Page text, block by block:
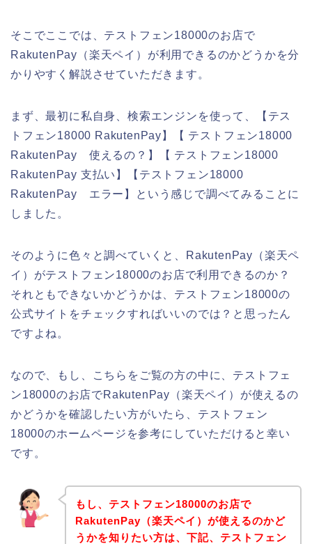
そこでここでは、テストフェン18000のお店で
RakutenPay（楽天ペイ）が利用できるのかどうかを分
かりやすく解説させていただきます。
まず、最初に私自身、検索エンジンを使って、【テス
トフェン18000 RakutenPay】【 テストフェン18000
RakutenPay 使えるの？】【 テストフェン18000
RakutenPay 支払い】【テストフェン18000
RakutenPay エラー】という感じで調べてみることに
しました。
そのように色々と調べていくと、RakutenPay（楽天ペ
イ）がテストフェン18000のお店で利用できるのか？
それともできないかどうかは、テストフェン18000の
公式サイトをチェックすればいいのでは？と思ったん
ですよね。
なので、もし、こちらをご覧の方の中に、テストフェ
ン18000のお店でRakutenPay（楽天ペイ）が使えるの
かどうかを確認したい方がいたら、テストフェン
18000のホームページを参考にしていただけると幸い
です。
もし、テストフェン18000のお店で
RakutenPay（楽天ペイ）が使えるのかど
うかを知りたい方は、下記、テストフェン